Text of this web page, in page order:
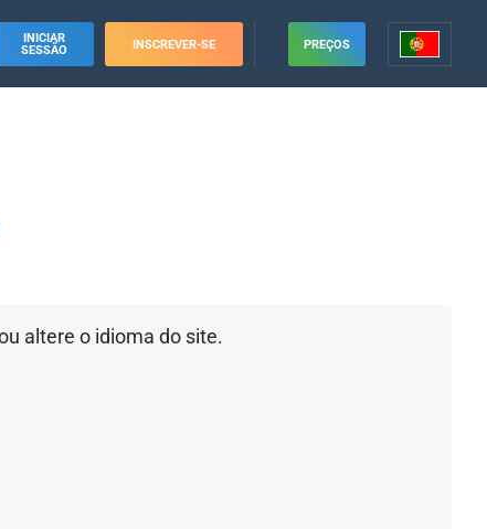
INICIAR
SESSÃO
INSCREVER-SE PREÇOS